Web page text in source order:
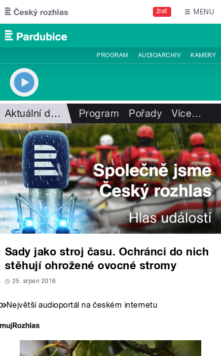
Přejít k hlavnímu obsahu
ŽIVĚ MENU
PROGRAM AUDIOARCHIV KAMERY
Aktuální dění Program Pořady Více…
Sady jako stroj času. Ochránci do nich
stěhují ohrožené ovocné stromy
25. srpen 2016
Největší audioportál na českém internetu